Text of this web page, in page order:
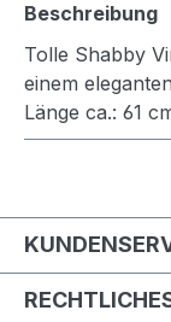
Beschreibung
Tolle Shabby
einem
Länge ca.: 61